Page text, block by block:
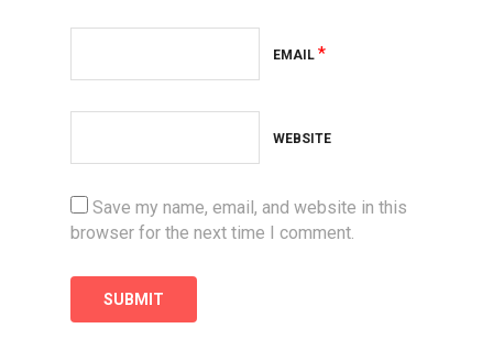
EMAIL *
WEBSITE
Save my name, email, and website in this
browser for the next time I comment.